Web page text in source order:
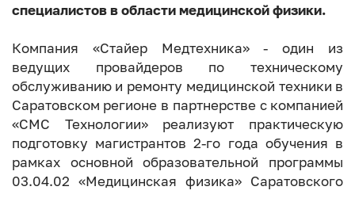
специалистов в области медицинской физики.
Компания «Стайер Медтехника» - один из
ведущих провайдеров по техническому
обслуживанию и ремонту медицинской техники в
Саратовском регионе в партнерстве с компанией
«СМС Технологии» реализуют практическую
подготовку магистрантов 2-го года обучения в
рамках основной образовательной программы
03.04.02 «Медицинская физика» Саратовского